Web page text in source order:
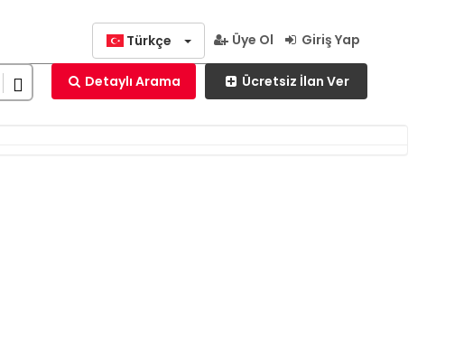
Türkçe
Üye Ol Giriş Yap
Detaylı Arama Ücretsiz İlan Ver